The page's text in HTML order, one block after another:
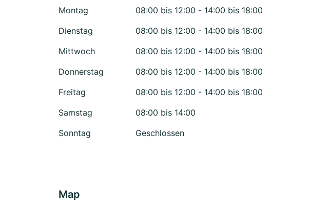
Montag
08:00 bis 12:00 - 14:00 bis 18:00
Dienstag
08:00 bis 12:00 - 14:00 bis 18:00
Mittwoch
08:00 bis 12:00 - 14:00 bis 18:00
Donnerstag
08:00 bis 12:00 - 14:00 bis 18:00
Freitag
08:00 bis 12:00 - 14:00 bis 18:00
Samstag
08:00 bis 14:00
Sonntag
Geschlossen
Map